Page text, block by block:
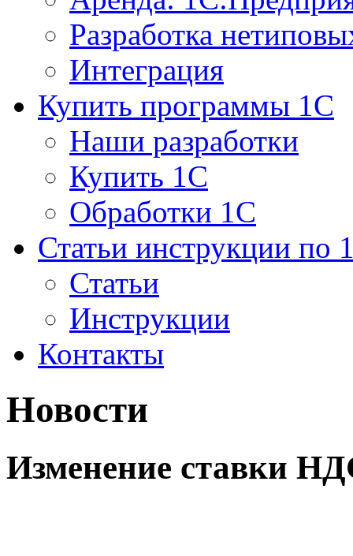
Автоматизация
Получить консультацию
Новости
О компании
Наши проекты
О нас пишут